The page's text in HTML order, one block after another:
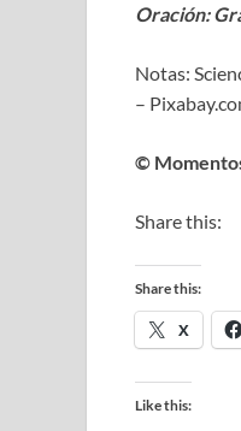
Oración:
Notas:
–
©
Share this:
Share this:
X
Like this: